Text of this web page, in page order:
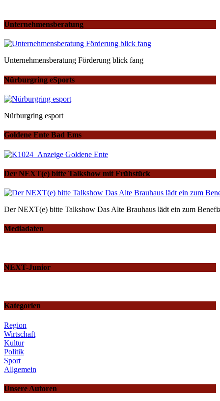
Unternehmensberatung
Unternehmensberatung Förderung blick fang
Nürburgring eSports
Nürburgring esport
Goldene Ente Bad Ems
Der NEXT(e) bitte Talkshow mit Frühstück
Der NEXT(e) bitte Talkshow Das Alte Brauhaus lädt ein zum
Mediadaten
NEXT-Junior
Kategorien
Region
Wirtschaft
Kultur
Politik
Sport
Allgemein
Unsere Autoren